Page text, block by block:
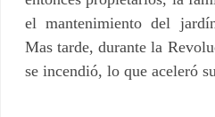
el mantenimiento del
Mas tarde, durante la
se incendió, lo que aceleró